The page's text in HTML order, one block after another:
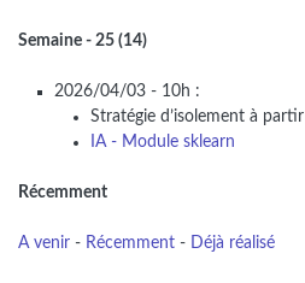
Semaine - 25 (14)
2026/04/03 - 10h :
Stratégie d’isolement à partir
IA - Module sklearn
Récemment
A venir - Récemment - Déjà réalisé